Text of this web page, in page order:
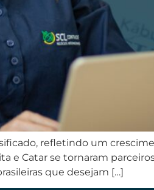
refletindo um
e Catar se tornaram
que desejam […]